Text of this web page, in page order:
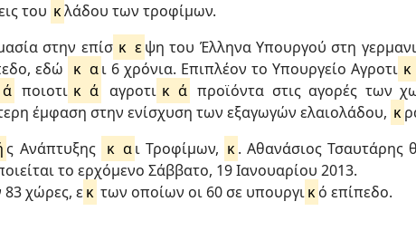
του κλάδου των τροφίμων.
στην επίσ κ εψη του Έλληνα Υπουργού στη γερμανι
εδώ κ αι 6 χρόνια. Επιπλέον το Υπουργείο Αγροτι κ
ά ποιοτι κ ά αγροτι κ ά προϊόντα στις αγορές των
έμφαση στην ενίσχυση των εξαγωγών ελαιολάδου, κ
ς Ανάπτυξης κ αι Τροφίμων, κ. Αθανάσιος Τσαυτάρης
το ερχόμενο Σάββατο, 19 Ιανουαρίου 2013.
χώρες, εκ των οποίων οι 60 σε υπουργικό επίπεδο.